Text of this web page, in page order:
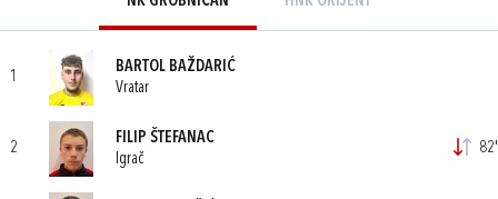
1
BARTOL BAŽDARIĆ
Vratar
2
FILIP ŠTEFANAC
Igrač
82'